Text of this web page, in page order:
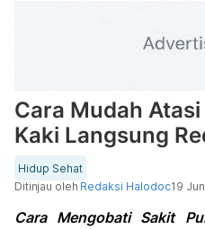
Cara Mudah
Kaki Langsung
Hidup Sehat
Ditinjau oleh Redaksi Halodoc19
Cara Mengobati Sakit